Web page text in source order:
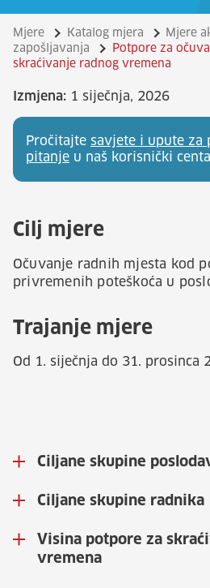
Mjere Katalog mjera
Mjere
zapošljavanja
Potpore za
skraćivanje radnog vremena
Izmjena: 1 siječnja, 2026
Pročitajte savjete i upute za
pitanje u naš korisnički
Cilj mjere
Očuvanje radnih mjesta kod
privremenih poteškoća u
Trajanje mjere
Od 1. siječnja do 31. prosinca
Ciljane skupine
Ciljane skupine radnika
Visina potpore za
vremena